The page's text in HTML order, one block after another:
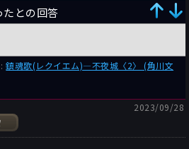
作品の主人公にはある共通項がある
劉、『漂流街』のマーリオ、本書の
中国人と台湾人の混血。
闇、憎悪といっていい感情を持って
動、心に暗黒を宿すファクターとし
いているようだ。
最愛の者を殺さざるを得なかった劉
との回答
:鎮魂歌(レクイエム)―不夜城〈2〉 (角川文
2023/09/28